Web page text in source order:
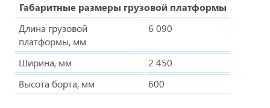
Габаритные размеры грузовой платформы
Длина грузовой
платформы, мм
6 090
Ширина, мм
2 450
Высота борта, мм
600